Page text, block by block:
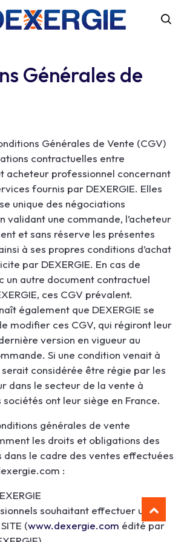
Générales de
Générales de Vente (CGV)
contractuelles entre
acheteur professionnel concernant
fournis par DEXERGIE. Elles
unique des négociations
validant une commande, l’acheteur
et sans réserve les présentes
à ses propres conditions d’achat
par DEXERGIE. En cas de
un autre document contractuel
ces CGV prévalent.
également que DEXERGIE se
modifier ces CGV, qui régiront leur
version en vigueur au
Si une condition venait à
considérée être régie par les
dans le secteur de la vente à
ont leur siège en France.
générales de vente
les droits et obligations des
dans le cadre des ventes effectuées
:
souhaitant effectuer un
(www.dexergie.com édité par